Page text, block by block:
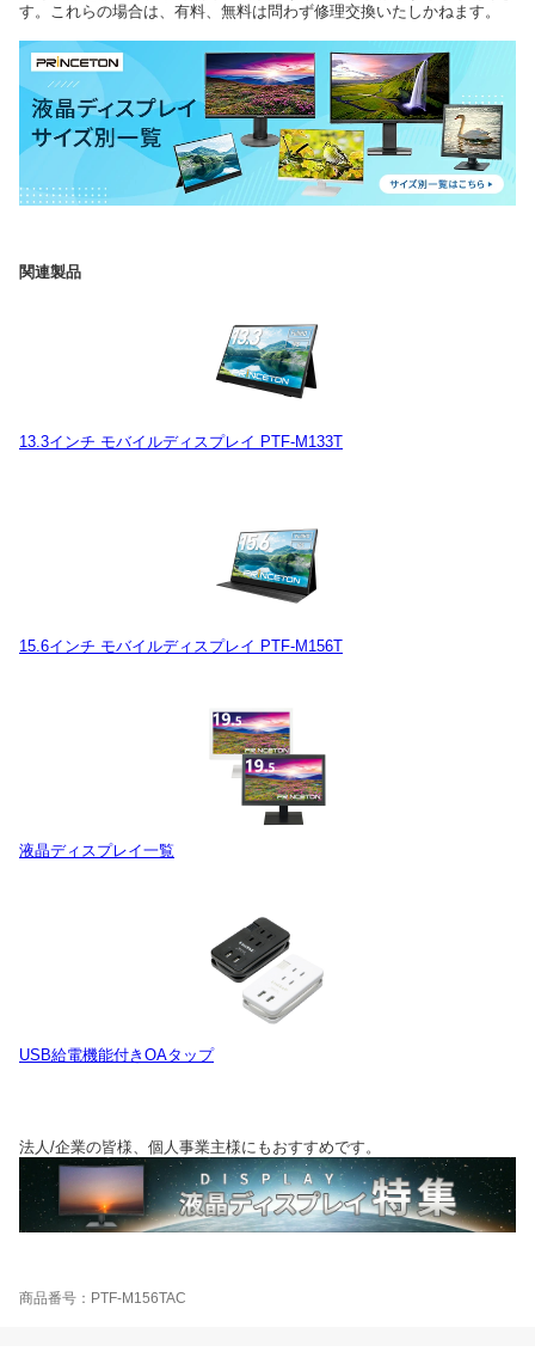
す。これらの場合は、有料、無料は問わず修理交換いたしかねます。
関連製品
13.3インチ モバイルディスプレイ PTF-M133T
15.6インチ モバイルディスプレイ PTF-M156T
液晶ディスプレイ一覧
USB給電機能付きOAタップ
法人/企業の皆様、個人事業主様にもおすすめです。
商品番号：PTF-M156TAC